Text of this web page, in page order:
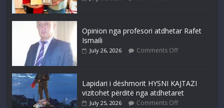
Opinion nga profesori atdhetar Rafet
Ismaili
July 26, 2026 Comments Off
Lapidari i dëshmorit HYSNI KAJTAZI
vizitohet përditë nga atdhetaret
July 25, 2026 Comments Off